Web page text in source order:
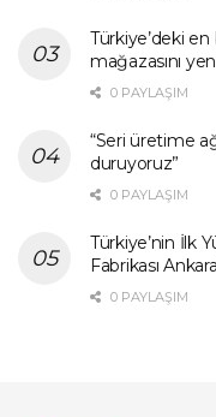
Türkiye’deki en
mağazasını
0 PAYLAŞIM
“Seri üretime
duruyoruz”
0 PAYLAŞIM
Türkiye’nin İlk
Fabrikası
0 PAYLAŞIM